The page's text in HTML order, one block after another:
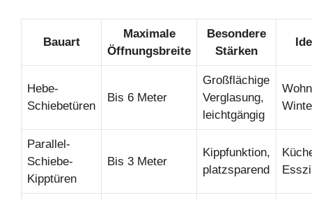
Bauart
Maximale
Öffnungsbreite
Besondere
Stärken
Hebe-
Schiebetüren
Bis 6 Meter
Großflächige
Verglasung,
leichtgängig
Parallel-
Schiebe-
Kipptüren
Bis 3 Meter
Kippfunktion,
platzsparend